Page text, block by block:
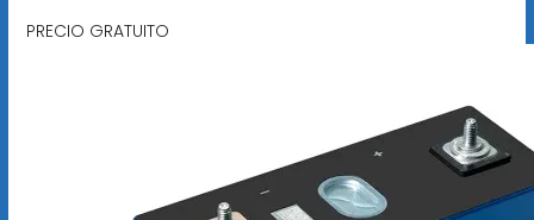
PRECIO GRATUITO